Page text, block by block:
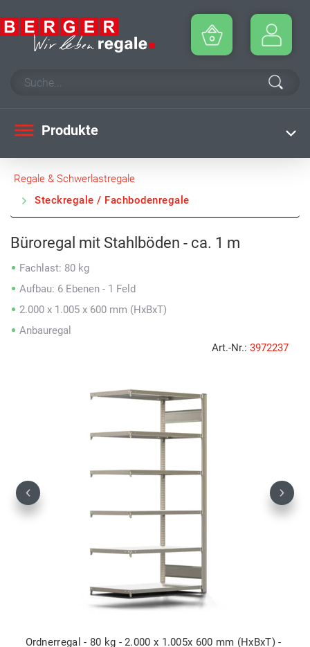
Produkte
Regale & Schwerlastregale
Steckregale / Fachbodenregale
Büroregal mit Stahlböden - ca. 1 m
Fachlast: 80 kg
Aufbau: 6 Ebenen - 1 Feld
2.000 x 1.005 x 600 mm (HxBxT)
Anbauregal
Art.-Nr.: 3972237
Ordnerregal - 80 kg - 2.000 x 1.005x 600 mm (HxBxT) -
Previous Next